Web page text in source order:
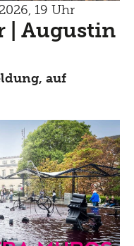
19 Uhr
| Augustin
auf